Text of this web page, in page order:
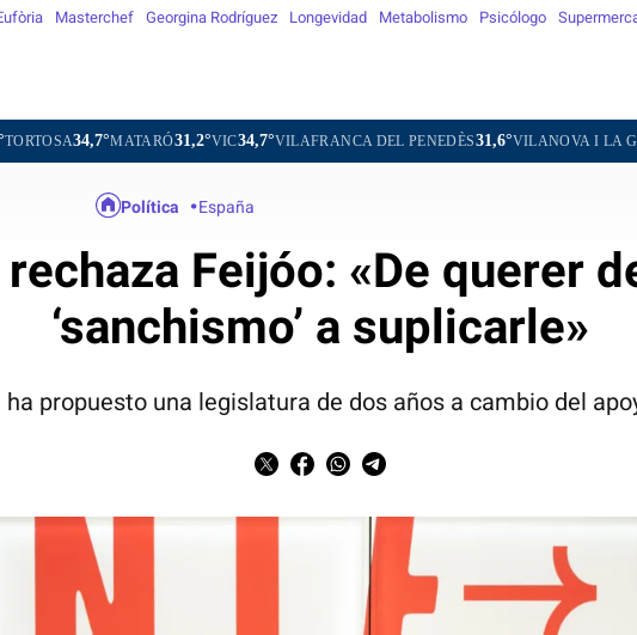
Masterchef Georgina Rodríguez Longevidad Metabolismo Psicólogo
MATARÓ31,2°VIC34,7°VILAFRANCA DEL PENEDÈS31,6°VILANOVA I LA GELTRÚ
Política España
rechaza Feijóo: «De querer
‘sanchismo’ a suplicarle»
ha propuesto una legislatura de dos años a cambio del